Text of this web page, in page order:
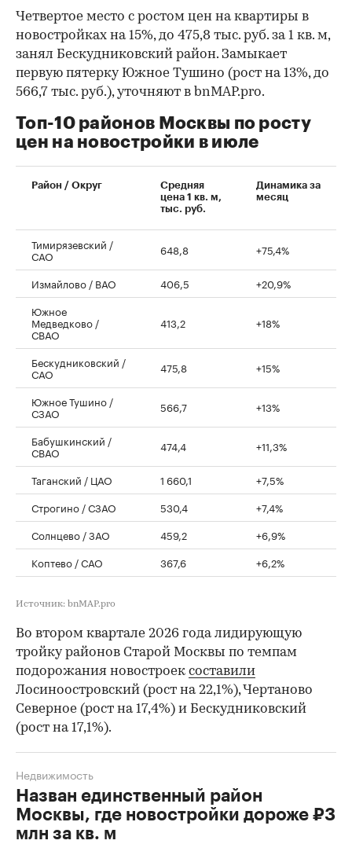
00:00 / 00:00
Четвертое место с ростом цен на квартиры в
новостройках на 15%, до 475,8 тыс. руб. за 1 кв. м,
занял Бескудниковский район. Замыкает
первую пятерку Южное Тушино (рост на 13%, до
566,7 тыс. руб.), уточняют в bnMAP.pro.
Топ-10 районов Москвы по росту
цен на новостройки в июле
Район / Округ
Средняя
цена 1 кв. м,
тыс. руб.
Динамика за
месяц
Тимирязевский /
САО 648,8 +75,4%
Измайлово / ВАО 406,5
+20,9%
Южное
Медведково /
СВАО
413,2 +18%
Бескудниковский /
САО 475,8 +15%
Южное Тушино /
СЗАО 566,7 +13%
Бабушкинский /
СВАО 474,4 +11,3%
Таганский / ЦАО 1 660,1
+7,5%
Строгино / СЗАО
530,4
+7,4%
Солнцево / ЗАО
459,2
+6,9%
Коптево / САО
367,6 +6,2%
Источник: bnMAP.pro
Во втором квартале 2026 года лидирующую
тройку районов Старой Москвы по темпам
подорожания новостроек составили
Лосиноостровский (рост на 22,1%), Чертаново
Северное (рост на 17,4%) и Бескудниковский
(рост на 17,1%).
Назван единственный район
Москвы, где новостройки дороже ₽3
млн за кв. м
Недвижимость